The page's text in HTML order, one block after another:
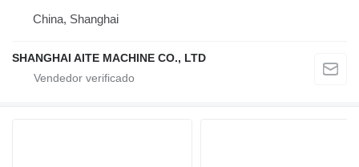
China, Shanghai
SHANGHAI AITE MACHINE CO., LTD